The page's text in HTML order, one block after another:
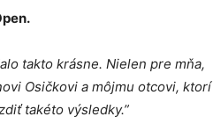
takto krásne. Nielen pre mňa,
Osičkovi a môjmu otcovi, ktorí
takéto výsledky.”